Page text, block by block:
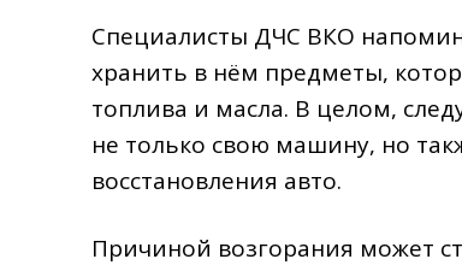
Специалисты ДЧС ВКО
хранить в нём предметы,
топлива и масла. В целом,
не только свою машину, но
восстановления авто.
Причиной возгорания может